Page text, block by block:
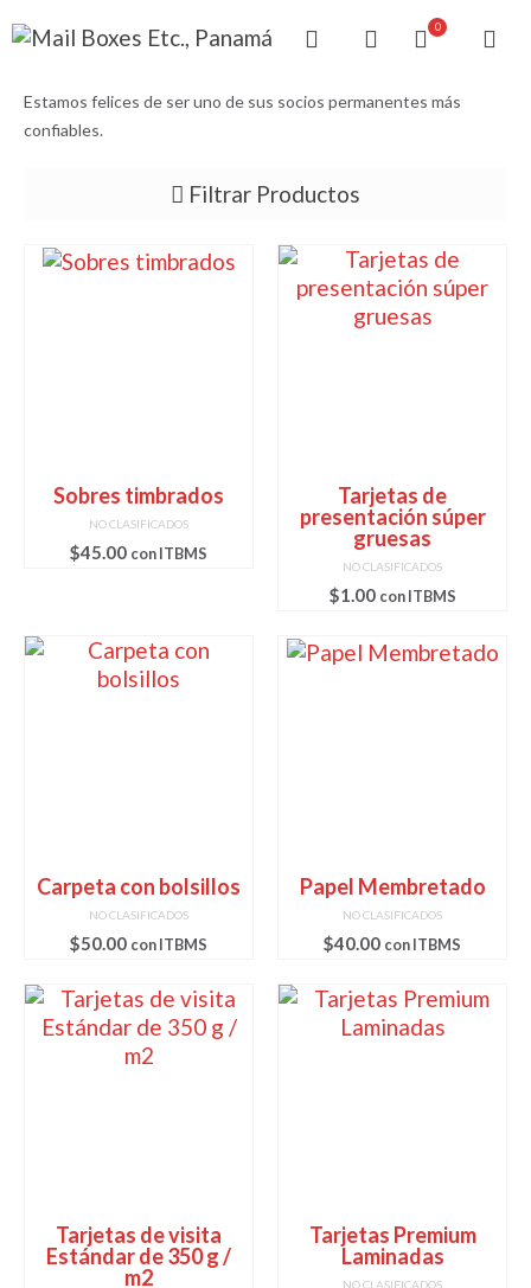
0
Estamos felices de ser uno de sus socios permanentes más
confiables.
Filtrar Productos
Todo
Carpetas
Timbrados
Tarjetas de presentación
Sobres timbrados
NO CLASIFICADOS
$45.00 con ITBMS
Tarjetas de
presentación súper
gruesas
NO CLASIFICADOS
$1.00 con ITBMS
Carpeta con bolsillos
NO CLASIFICADOS
$50.00 con ITBMS
Papel Membretado
NO CLASIFICADOS
$40.00 con ITBMS
Tarjetas de visita
Estándar de 350 g /
m2
Tarjetas Premium
Laminadas
NO CLASIFICADOS